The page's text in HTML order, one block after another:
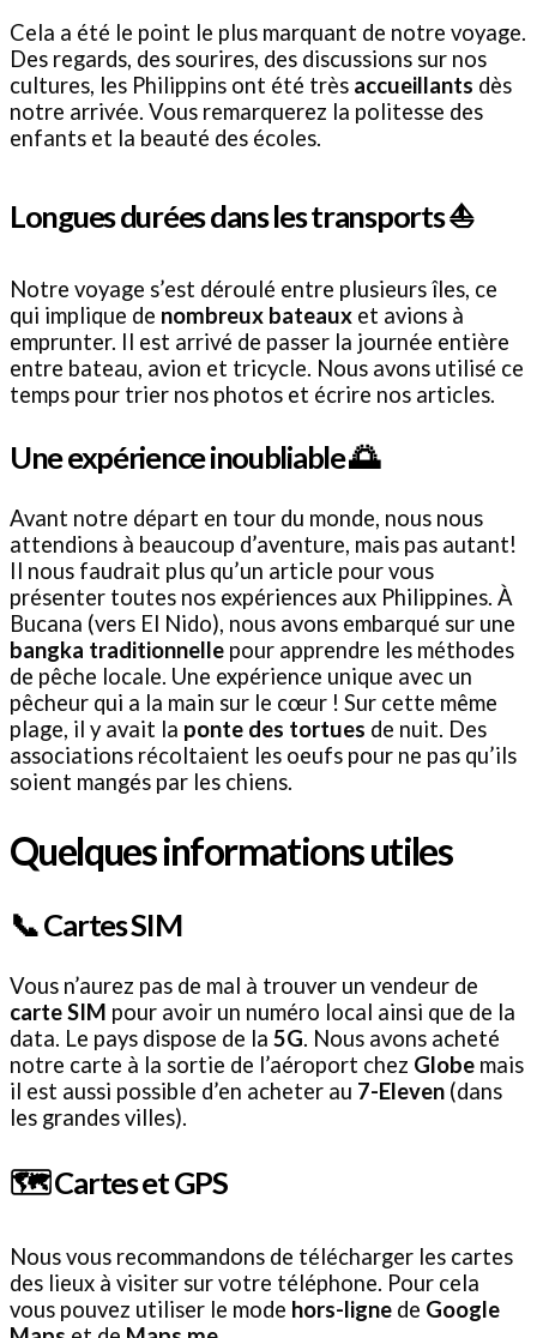
Cela a été le point le plus marquant de notre voyage.
Des regards, des sourires, des discussions sur nos
cultures, les Philippins ont été très accueillants dès
notre arrivée. Vous remarquerez la politesse des
enfants et la beauté des écoles.
Longues durées dans les transports ⛵️
Notre voyage s’est déroulé entre plusieurs îles, ce
qui implique de nombreux bateaux et avions à
emprunter. Il est arrivé de passer la journée entière
entre bateau, avion et tricycle. Nous avons utilisé ce
temps pour trier nos photos et écrire nos articles.
Une expérience inoubliable 🌅
Avant notre départ en tour du monde, nous nous
attendions à beaucoup d’aventure, mais pas autant!
Il nous faudrait plus qu’un article pour vous
présenter toutes nos expériences aux Philippines. À
Bucana (vers El Nido), nous avons embarqué sur une
bangka traditionnelle pour apprendre les méthodes
de pêche locale. Une expérience unique avec un
pêcheur qui a la main sur le cœur ! Sur cette même
plage, il y avait la ponte des tortues de nuit. Des
associations récoltaient les oeufs pour ne pas qu’ils
soient mangés par les chiens.
Quelques informations utiles
📞 Cartes SIM
Vous n’aurez pas de mal à trouver un vendeur de
carte SIM pour avoir un numéro local ainsi que de la
data. Le pays dispose de la 5G. Nous avons acheté
notre carte à la sortie de l’aéroport chez Globe mais
il est aussi possible d’en acheter au 7-Eleven (dans
les grandes villes).
🗺️ Cartes et GPS
Nous vous recommandons de télécharger les cartes
des lieux à visiter sur votre téléphone. Pour cela
vous pouvez utiliser le mode hors-ligne de Google